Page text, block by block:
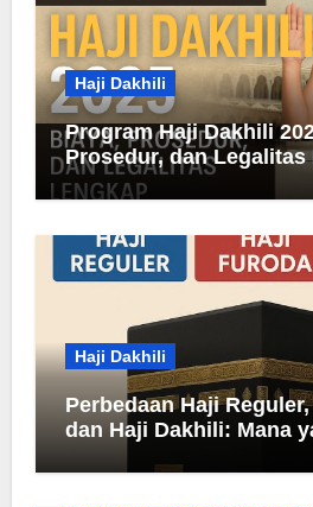
Haji Dakhili
Program Haji Dakhili
Prosedur, dan Legalitas
Haji Dakhili
Perbedaan Haji
dan Haji Dakhili: Mana